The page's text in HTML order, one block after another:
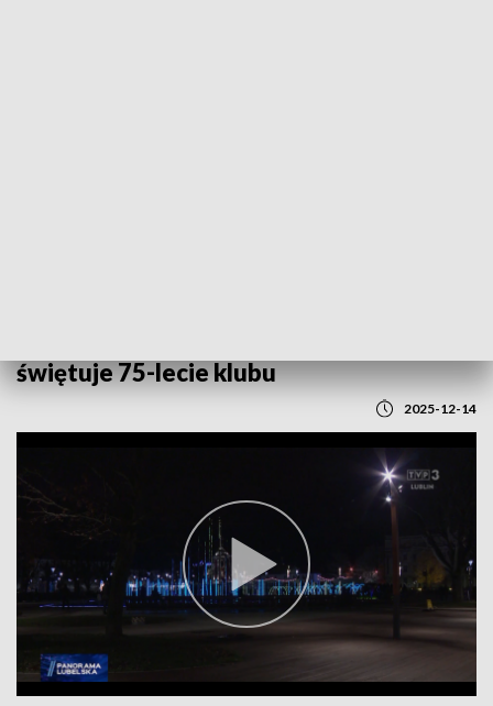
świętuje 75-lecie klubu
2025-12-14